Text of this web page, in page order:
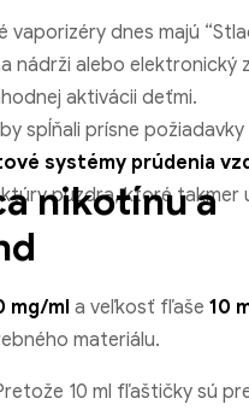
vaporizéry dnes majú
nádrži alebo elektronický
aktivácii deťmi.
spĺňali prísne požiadavky
systémy prúdenia
puzdra, ktoré takmer
nikotínu a
mg/ml a veľkosť fľaše 10
materiálu.
10 ml fľaštičky sú